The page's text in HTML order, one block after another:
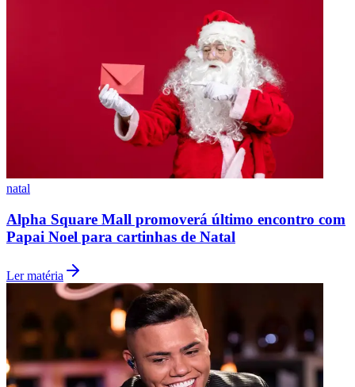
natal
Alpha Square Mall promoverá último encontro com
Papai Noel para cartinhas de Natal
Ler matéria